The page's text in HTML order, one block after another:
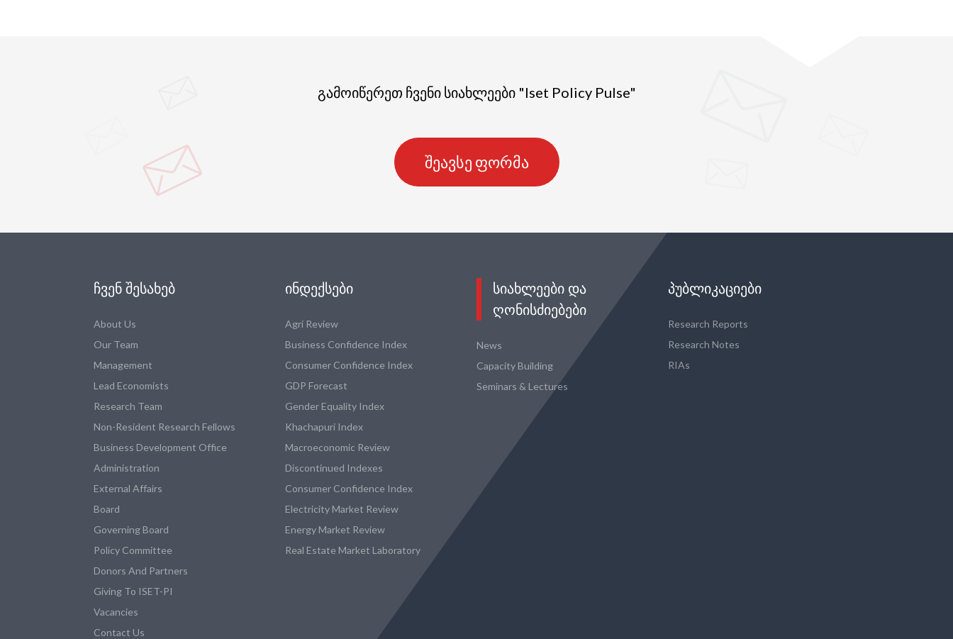
გამოიწერეთ ჩვენი სიახლეები "Iset Policy Pulse"
შეავსე ფორმა
ᲩᲕᲔᲜ ᲨᲔᲡᲐᲮᲔᲑ
About Us
Our Team
Management
Lead Economists
Research Team
Non-Resident Research Fellows
Business Development Office
Administration
External Affairs
Board
Governing Board
Policy Committee
Donors And Partners
Giving To ISET-PI
Vacancies
Contact Us
ᲘᲜᲓᲔᲥᲡᲔᲑᲘ
Agri Review
Business Confidence Index
Consumer Confidence Index
GDP Forecast
Gender Equality Index
Khachapuri Index
Macroeconomic Review
Discontinued Indexes
Consumer Confidence Index
Electricity Market Review
Energy Market Review
Real Estate Market Laboratory
ᲡᲘᲐᲮᲚᲔᲔᲑᲘ ᲓᲐ
ᲦᲝᲜᲘᲡᲫᲘᲔᲑᲔᲑᲘ
News
Capacity Building
Seminars & Lectures
ᲞᲣᲑᲚᲘᲙᲐᲪᲘᲔᲑᲘ
Research Reports
Research Notes
RIAs